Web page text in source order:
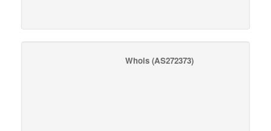
Whois (AS272373)